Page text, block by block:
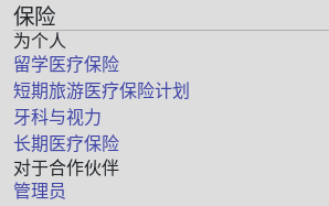
保险
为个人
留学医疗保险
短期旅游医疗保险计划
牙科与视力
长期医疗保险
对于合作伙伴
管理员